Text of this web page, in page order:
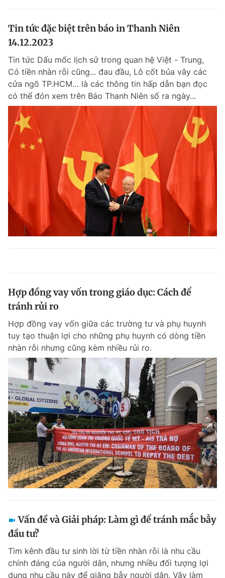
Tin tức đặc biệt trên báo in Thanh Niên
14.12.2023
Tin tức Dấu mốc lịch sử trong quan hệ Việt - Trung,
Có tiền nhàn rỗi cũng... đau đầu, Lô cốt bủa vây các
cửa ngõ TP.HCM… là các thông tin hấp dẫn bạn đọc
có thể đón xem trên Báo Thanh Niên số ra ngày...
Hợp đồng vay vốn trong giáo dục: Cách để
tránh rủi ro
Hợp đồng vay vốn giữa các trường tư và phụ huynh
tuy tạo thuận lợi cho những phụ huynh có dòng tiền
nhàn rỗi nhưng cũng kèm nhiều rủi ro.
Vấn đề và Giải pháp: Làm gì để tránh mắc bẫy
đầu tư?
Tìm kênh đầu tư sinh lời từ tiền nhàn rỗi là nhu cầu
chính đáng của người dân, nhưng nhiều đối tượng lợi
dụng nhu cầu này để giăng bẫy người dân. Vậy làm